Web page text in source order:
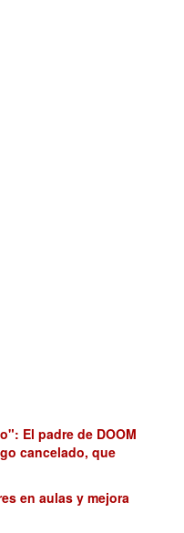
El padre de DOOM
cancelado, que
en aulas y mejora